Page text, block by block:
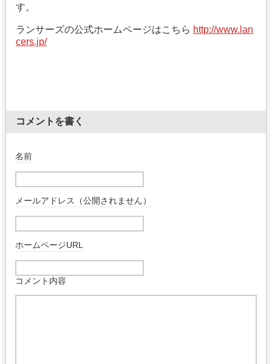
す。
ランサーズの公式ホームページはこちら http://www.lan
cers.jp/
コメントを書く
名前
メールアドレス（公開されません）
ホームページURL
コメント内容